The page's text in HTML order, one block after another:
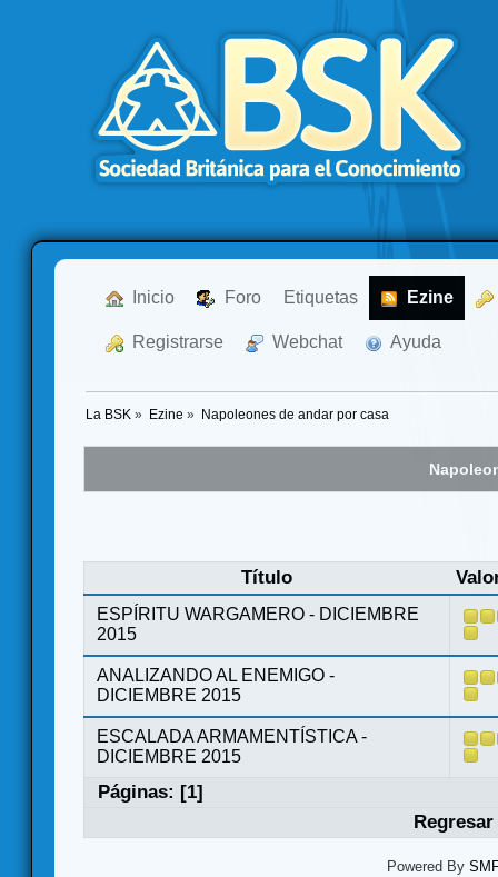
Inicio Foro Etiquetas Ezine
Registrarse Webchat Ayuda
La BSK » Ezine » Napoleones de andar por casa
Título
ESPÍRITU WARGAMERO - DICIEMBRE
2015
ANALIZANDO AL ENEMIGO -
DICIEMBRE 2015
ESCALADA ARMAMENTÍSTICA -
DICIEMBRE 2015
Páginas: [1]
Powered By